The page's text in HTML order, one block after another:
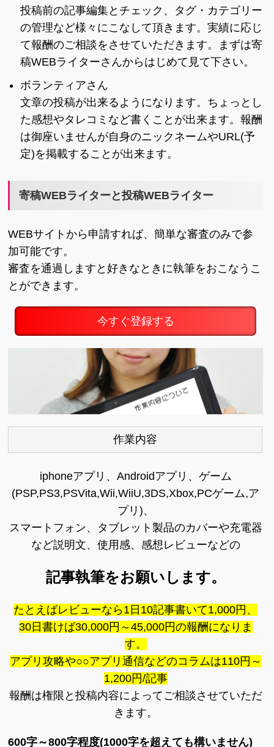
投稿前の記事編集とチェック、タグ・カテゴリー
の管理など様々にこなして頂きます。実績に応じ
て報酬のご相談をさせていただきます。まずは寄
稿WEBライターさんからはじめて見て下さい。
ボランティアさん
文章の投稿が出来るようになります。ちょっとし
た感想やタレコミなど書くことが出来ます。報酬
は御座いませんが自身のニックネームやURL(予
定)を掲載することが出来ます。
寄稿WEBライターと投稿WEBライター
WEBサイトから申請すれば、簡単な審査のみで参
加可能です。
審査を通過しますと好きなときに執筆をおこなうこ
とができます。
今すぐ登録する
作業内容
iphoneアプリ、Androidアプリ、ゲーム
(PSP,PS3,PSVita,Wii,WiiU,3DS,Xbox,PCゲーム,ア
プリ)、
スマートフォン、タブレット製品のカバーや充電器
など説明文、使用感、感想レビューなどの
記事執筆をお願いします。
たとえばレビューなら1日10記事書いて1,000円、
30日書けば30,000円～45,000円の報酬になりま
す。
アプリ攻略や○○アプリ通信などのコラムは110円～
1,200円/記事
報酬は権限と投稿内容によってご相談させていただ
きます。
600字～800字程度(1000字を超えても構いません)